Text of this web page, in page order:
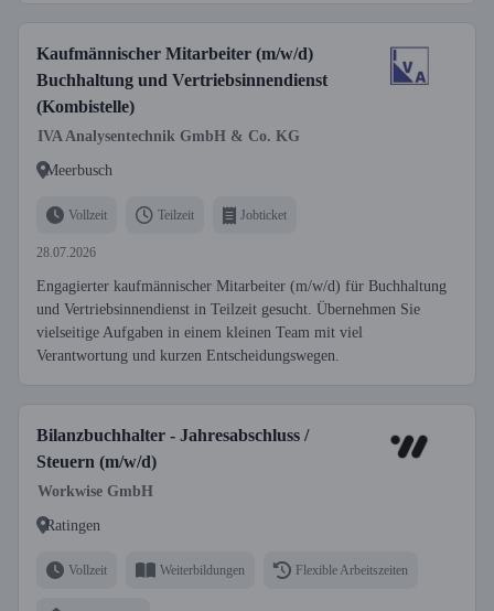
Kaufmännischer Mitarbeiter (m/w/d)
Buchhaltung und Vertriebsinnendienst
(Kombistelle)
IVA Analysentechnik GmbH & Co. KG
Meerbusch
Vollzeit Teilzeit Jobticket
28.07.2026
Engagierter kaufmännischer Mitarbeiter (m/w/d) für Buchhaltung
und Vertriebsinnendienst in Teilzeit gesucht. Übernehmen Sie
vielseitige Aufgaben in einem kleinen Team mit viel
Verantwortung und kurzen Entscheidungswegen.
Bilanzbuchhalter - Jahresabschluss /
Steuern (m/w/d)
Workwise GmbH
Ratingen
Vollzeit Weiterbildungen Flexible Arbeitszeiten